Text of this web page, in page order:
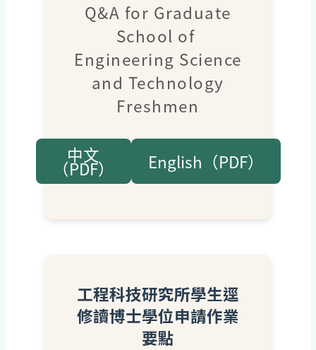
Q&A for Graduate
School of
Engineering Science
and Technology
Freshmen
中文
（PDF） English（PDF）
工程科技研究所學生逕
修讀博士學位申請作業
要點